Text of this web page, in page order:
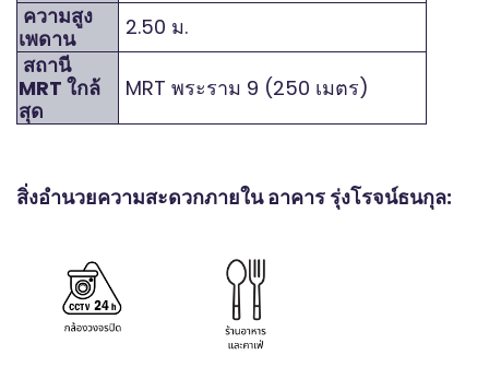
ความสูง
เพดาน
2.50 ม.
สถานี
MRT ใกล้
สุด
MRT พระราม 9 (250 เมตร)
สิ่งอำนวยความสะดวกภายใน อาคาร รุ่งโรจน์ธนกุล: